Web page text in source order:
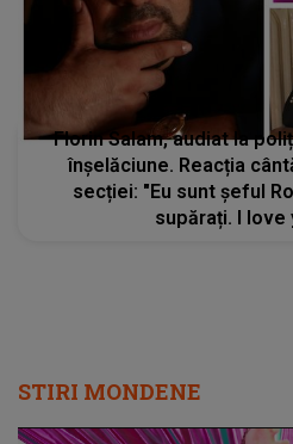
Florin Salam, audiat la
înșelăciune. Reacția
secției: "Eu sunt șeful
supărați. I love
STIRI MONDENE